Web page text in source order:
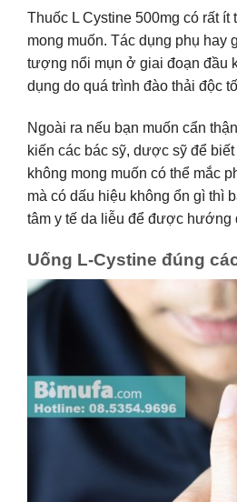
Thuốc L Cystine 500mg có rất ít
mong muốn. Tác dụng phụ hay
tượng nổi mụn ở giai đoạn đầu
dụng do quá trình đào thải độc
Ngoài ra nếu bạn muốn cẩn
kiến các bác sỹ, dược sỹ để
không mong muốn có thể mắc
mà có dấu hiệu không ổn gì thì
tâm y tế da liễu để được hướng
Uống L-Cystine đúng